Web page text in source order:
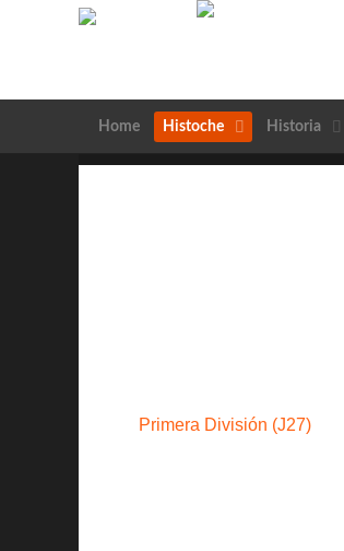
Home Histoche Historia
Primera División (J27)